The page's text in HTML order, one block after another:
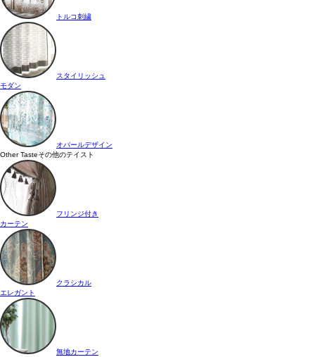
トルコ刺繍
スタイリッシュ
モダン
オパールデザイン
Other Tasteその他のテイスト
フリンジ付き
カーテン
クラシカル
エレガント
無地カーテン